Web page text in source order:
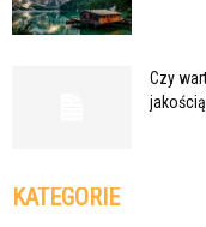
Czy
KATEGORIE